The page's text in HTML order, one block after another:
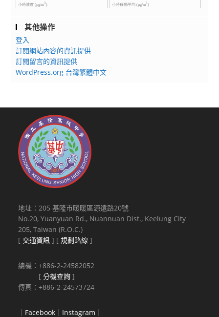
其他操作
登入
訂閱網站內容的資訊提供
訂閱留言的資訊提供
WordPress.org 台灣繁體中文
地址：205 基隆市暖暖區源遠路20號
No.20, Yuanyuan Rd., Nuannuan Dist., Keelung City
205, Taiwan (R.O.C.)
[ 交通資訊 ] [規劃路線 ]
總機：+886-2-24582052
[分機查詢 ]
傳真：+886-2-24573724
Facebook Instagram